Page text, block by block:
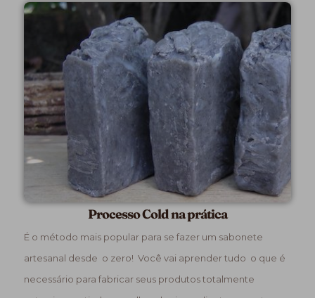
Processo Cold na prática
É o método mais popular para se fazer um sabonete
artesanal desde o zero! Você vai aprender tudo o que é
necessário para fabricar seus produtos totalmente